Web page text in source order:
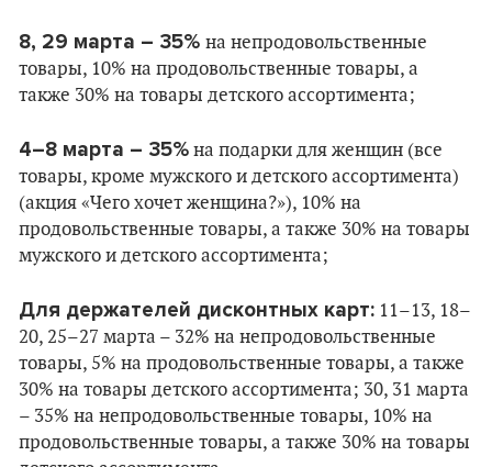
8, 29 марта – 35% на непродовольственные
товары, 10% на продовольственные товары, а
также 30% на товары детского ассортимента;
4–8 марта – 35% на подарки для женщин (все
товары, кроме мужского и детского ассортимента)
(акция «Чего хочет женщина?»), 10% на
продовольственные товары, а также 30% на товары
мужского и детского ассортимента;
Для держателей дисконтных карт: 11–13, 18–
20, 25–27 марта – 32% на непродовольственные
товары, 5% на продовольственные товары, а также
30% на товары детского ассортимента; 30, 31 марта
– 35% на непродовольственные товары, 10% на
продовольственные товары, а также 30% на товары